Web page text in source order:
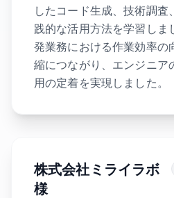
したコード生成、技術調査
践的な活用方法を学習しま
発業務における作業効率の
縮につながり、エンジニア
用の定着を実現しました。
株式会社ミライラボ
様